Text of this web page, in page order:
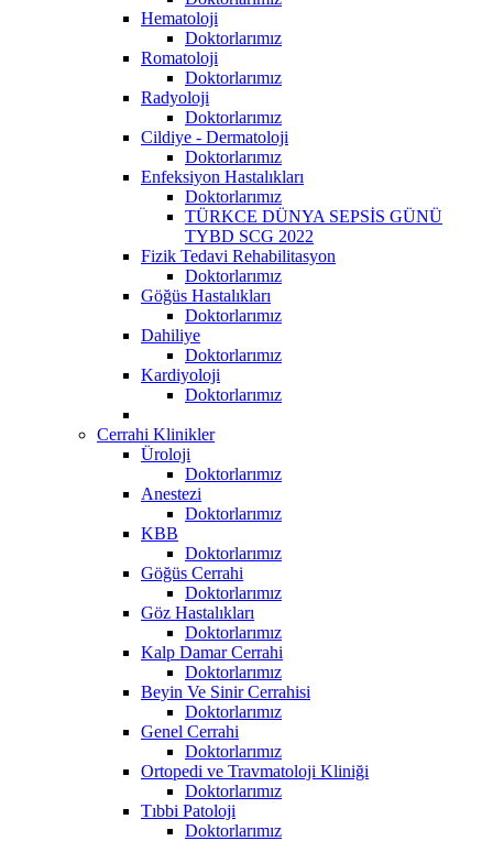
Hematoloji
Doktorlarımız
Romatoloji
Doktorlarımız
Radyoloji
Doktorlarımız
Cildiye - Dermatoloji
Doktorlarımız
Enfeksiyon Hastalıkları
Doktorlarımız
TÜRKCE DÜNYA SEPSİS GÜNÜ
TYBD SCG 2022
Fizik Tedavi Rehabilitasyon
Doktorlarımız
Göğüs Hastalıkları
Doktorlarımız
Dahiliye
Doktorlarımız
Kardiyoloji
Doktorlarımız
Cerrahi Klinikler
Üroloji
Doktorlarımız
Anestezi
Doktorlarımız
KBB
Doktorlarımız
Göğüs Cerrahi
Doktorlarımız
Göz Hastalıkları
Doktorlarımız
Kalp Damar Cerrahi
Doktorlarımız
Beyin Ve Sinir Cerrahisi
Doktorlarımız
Genel Cerrahi
Doktorlarımız
Ortopedi ve Travmatoloji Kliniği
Doktorlarımız
Tıbbi Patoloji
Doktorlarımız